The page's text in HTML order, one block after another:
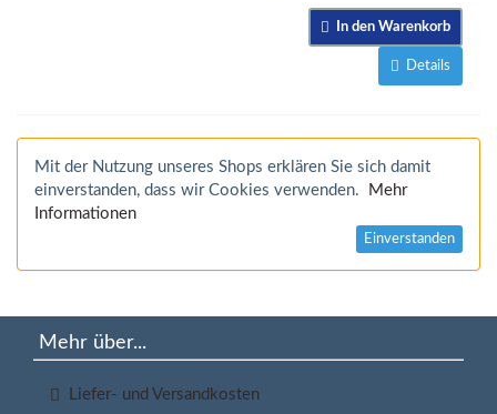
In den Warenkorb
Details
Mit der Nutzung unseres Shops erklären Sie sich damit
einverstanden, dass wir Cookies verwenden.
Mehr
Informationen
Einverstanden
Mehr über...
Liefer- und Versandkosten